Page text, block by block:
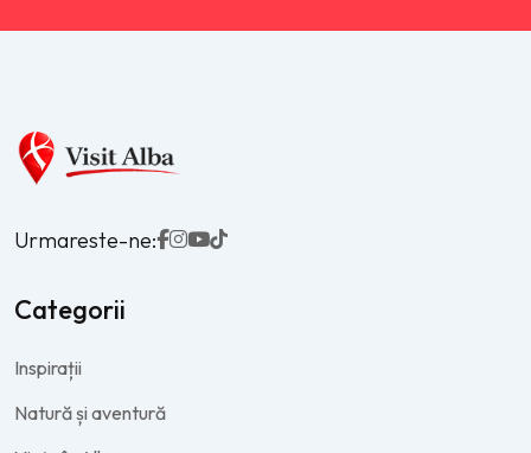
Urmareste-ne:
Categorii
Inspirații
Natură și aventură